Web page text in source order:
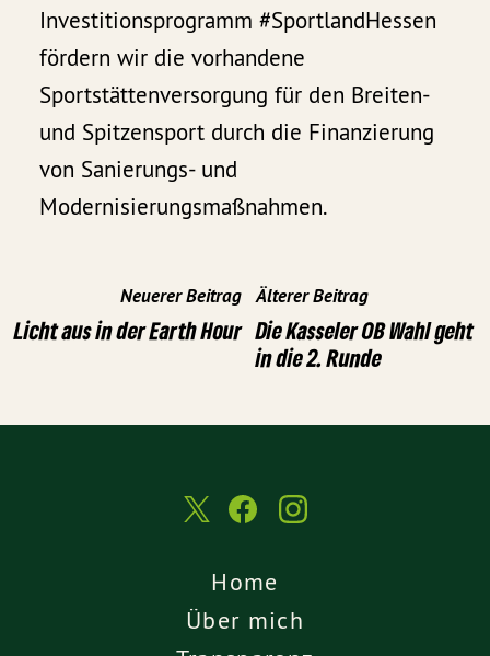
Investitionsprogramm #SportlandHessen
fördern wir die vorhandene
Sportstättenversorgung für den Breiten-
und Spitzensport durch die Finanzierung
von Sanierungs- und
Modernisierungsmaßnahmen.
Neuerer Beitrag
Licht aus in der Earth Hour
Älterer Beitrag
Die Kasseler OB Wahl geht
in die 2. Runde
Home
Über mich